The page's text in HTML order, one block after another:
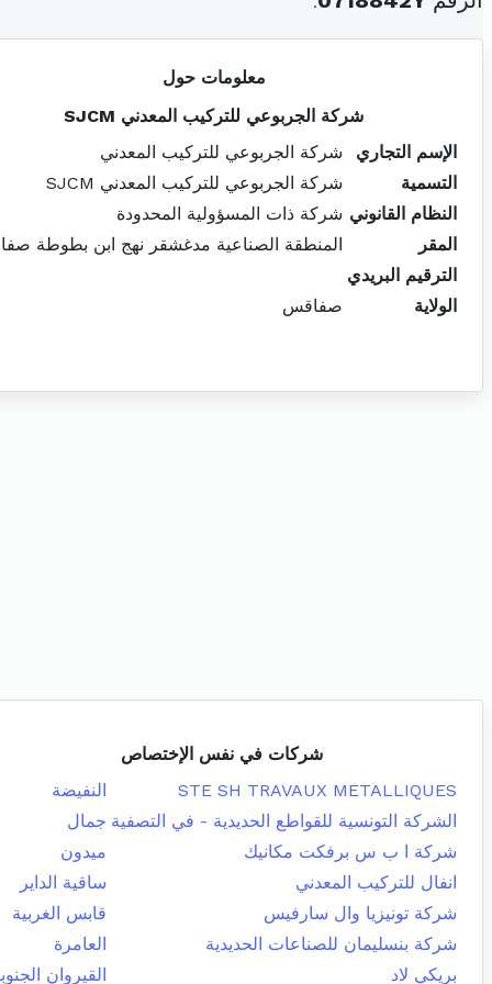
معلومات حول
شركة الجربوعي للتركيب المعدني SJCM
الإسم التجاري
شركة الجربوعي للتركيب المعدني
التسمية
شركة الجربوعي للتركيب المعدني SJCM
النظام القانوني شركة ذات المسؤولية المحدودة
المقر
المنطقة الصناعية مدغشقر نهج ابن بطوطة
الترقيم البريدي
الولاية
صفاقس
شركات في نفس الإختصاص
STE SH TRAVAUX METALLIQUES
النفيضة
الشركة التونسية للقواطع الحديدية - في التصفية جمال
شركة ا ب س برفكت مكانيك
ميدون
انفال للتركيب المعدني
ساقية الداير
شركة تونيزيا وال سارفيس
قابس الغربية
شركة بنسليمان للصناعات الحديدية
العامرة
بريكي لاد
القيروان